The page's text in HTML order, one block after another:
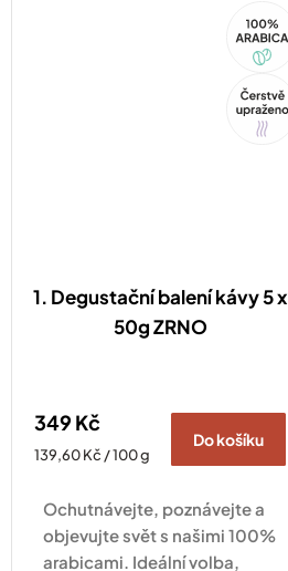
Tip
Arabica
1. Degustační balení kávy 5 x
50g ZRNO
349 Kč
Měrná
139,60 Kč / 100 g
Do košíku
Ochutnávejte, poznávejte a
objevujte svět s našimi 100%
arabicami. Ideální volba,